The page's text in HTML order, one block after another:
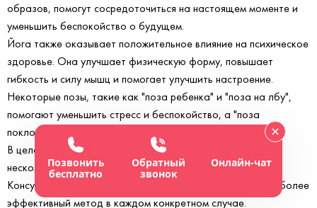
образов, помогут сосредоточиться на настоящем моменте и
уменьшить беспокойство о будущем.
Йога также оказывает положительное влияние на психическое
здоровье. Она улучшает физическую форму, повышает
гибкость и силу мышц и помогает улучшить настроение.
Некоторые позы, такие как "поза ребенка" и "поза на лбу",
помогают уменьшить стресс и беспокойство, а "поза
поклонения солнцу" способствует улучшению настроения.
В целом, для лечения дромомании можно использовать
несколько методов, что повышает шансы на успех.
Консультация со специалистом поможет определить наиболее
эффективный метод в каждом конкретном случае.
Позвонить
бесплатно
Обратный
звонок
Онлайн-чат